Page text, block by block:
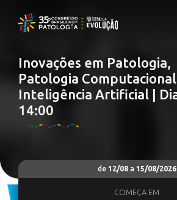
Inovações em Patologia,
Patologia
Inteligência Artificial |
14:00
de 12/08a 15/08/2026
COMEÇA EM